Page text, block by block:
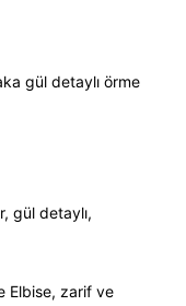
gül detaylı örme
gül detaylı,
Elbise, zarif ve